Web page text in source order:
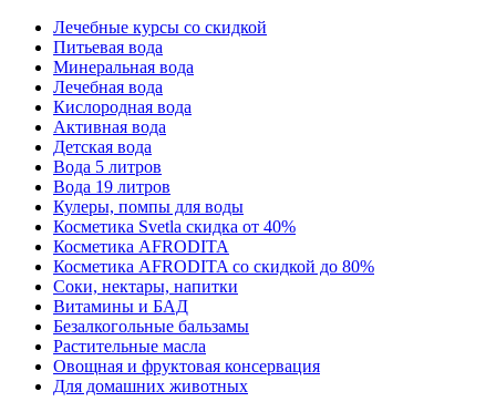
Лечебные курсы со скидкой
Питьевая вода
Минеральная вода
Лечебная вода
Кислородная вода
Активная вода
Детская вода
Вода 5 литров
Вода 19 литров
Кулеры, помпы для воды
Косметика Svetla скидка от 40%
Косметика AFRODITA
Косметика AFRODITA со скидкой до 80%
Соки, нектары, напитки
Витамины и БАД
Безалкогольные бальзамы
Растительные масла
Овощная и фруктовая консервация
Для домашних животных